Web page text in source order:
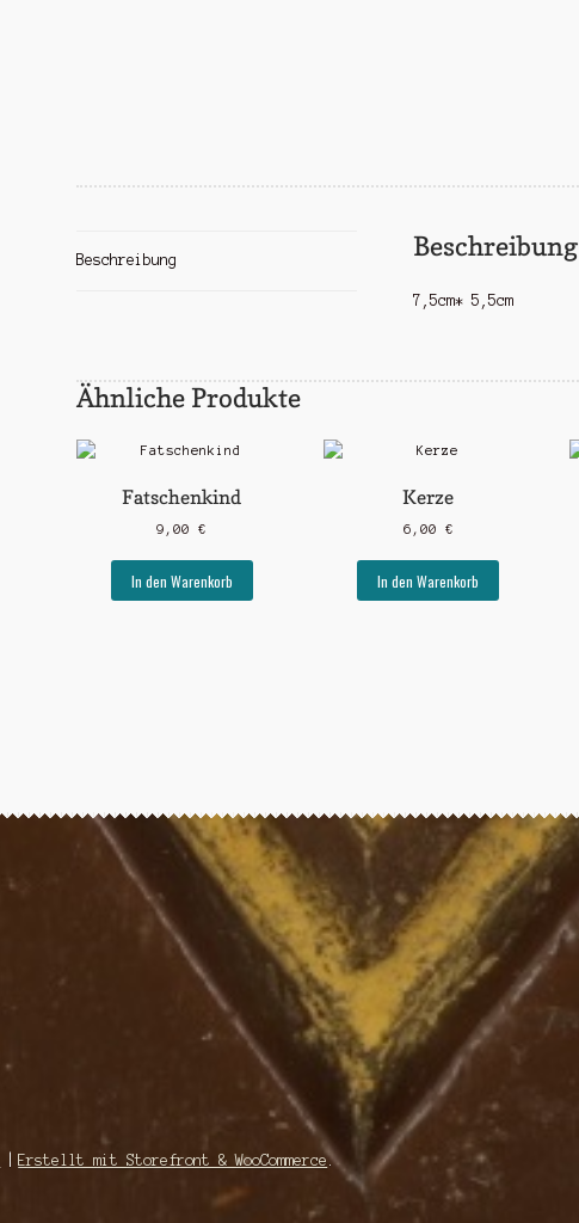
Beschreibung Beschreibung
7,5cm* 5,5cm
Ähnliche Produkte
Fatschenkind
9,00€
In den Warenkorb
Kerze
6,00 €
In den Warenkorb
Erstellt mit Storefront & WooCommerce.